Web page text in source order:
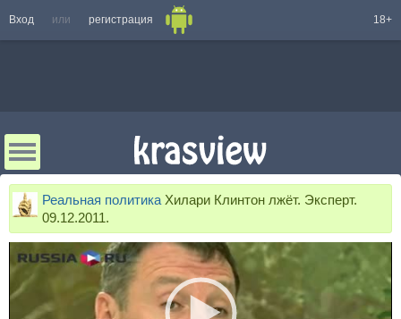
Вход или регистрация 18+
Реальная политика Хилари Клинтон лжёт. Эксперт.
09.12.2011.